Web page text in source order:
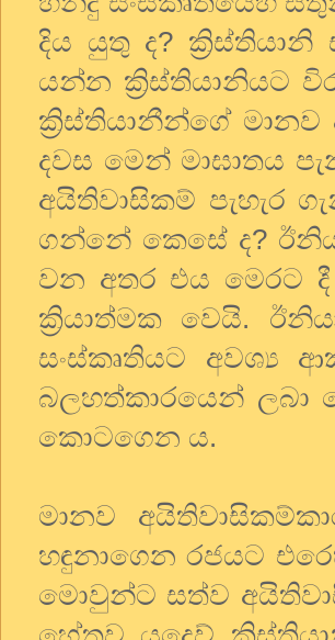
දිය යුතු ද?
යන්න ක්‍රිස්තියානියට
ක්‍රිස්තියානීන්ගේ මානව
දවස මෙන් මාඝාතය
අයිතිවාසිකම් පැහැර
ගන්නේ කෙසේ ද?
වන අතර එය මෙරට
ක්‍රියාත්මක වෙයි.
සංස්කෘතියට අවශ්‍ය
බලහත්කාරයෙන් ලබා
කොටගෙන ය.
මානව
හඳුනාගෙන රජයට
මොවුන්ට සත්ව